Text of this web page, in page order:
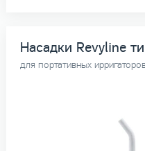
Насадки Revyline
для портативных